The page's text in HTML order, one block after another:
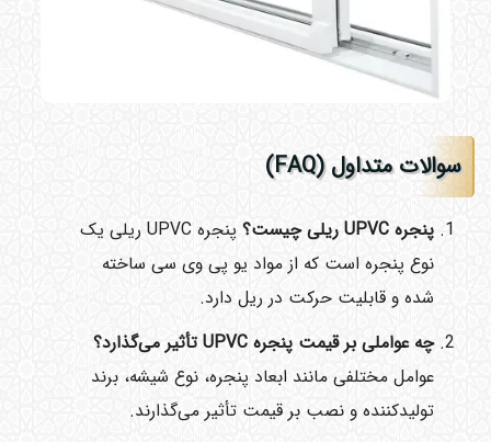
سوالات متداول(FAQ)
پنجرهUPVC ریلی چیست؟
پنجره UPVC ریلی یک
نوع پنجره است که از مواد یو پی وی سی ساخته
شده و قابلیت حرکت در ریل دارد.
چه عواملی بر قیمت پنجرهUPVC
تأثیر می‌گذارد؟
عوامل مختلفی مانند ابعاد پنجره، نوع شیشه، برند
تولیدکننده و نصب بر قیمت تأثیر می‌گذارند.